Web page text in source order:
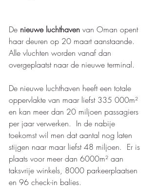
De nieuwe luchthaven van Oman opent
haar deuren op 20 maart aanstaande.
Alle vluchten worden vanaf dan
overgeplaatst naar de nieuwe terminal.
De nieuwe luchthaven heeft een totale
oppervlakte van maar liefst 335 000m²
en kan meer dan 20 miljoen passagiers
per jaar verwerken.  In de nabije
toekomst wil men dat aantal nog laten
stijgen naar maar liefst 48 miljoen.  Er is
plaats voor meer dan 6000m² aan
taksvrije winkels, 8000 parkeerplaatsen
en 96 check-in balies.